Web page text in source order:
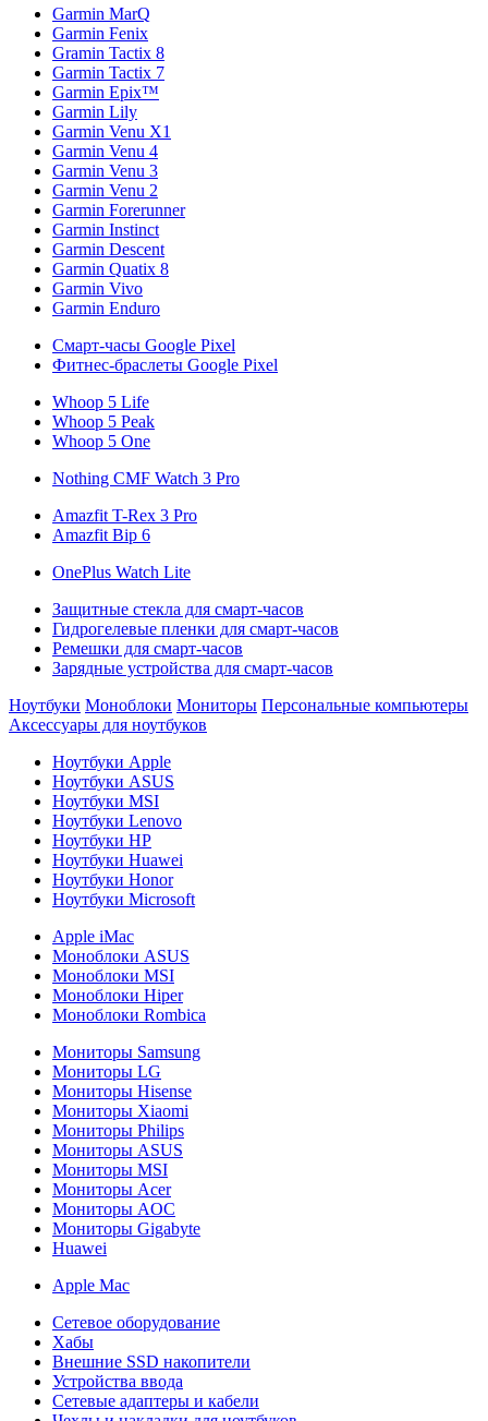
Garmin MarQ
Garmin Fenix
Gramin Tactix 8
Garmin Tactix 7
Garmin Epix™
Garmin Lily
Garmin Venu X1
Garmin Venu 4
Garmin Venu 3
Garmin Venu 2
Garmin Forerunner
Garmin Instinct
Garmin Descent
Garmin Quatix 8
Garmin Vivo
Garmin Enduro
Смарт-часы Google Pixel
Фитнес-браслеты Google Pixel
Whoop 5 Life
Whoop 5 Peak
Whoop 5 One
Nothing CMF Watch 3 Pro
Amazfit T-Rex 3 Pro
Amazfit Bip 6
OnePlus Watch Lite
Защитные стекла для смарт-часов
Гидрогелевые пленки для смарт-часов
Ремешки для смарт-часов
Зарядные устройства для смарт-часов
Ноутбуки Моноблоки Мониторы Персональные компьютеры
Аксессуары для ноутбуков
Ноутбуки Apple
Ноутбуки ASUS
Ноутбуки MSI
Ноутбуки Lenovo
Ноутбуки HP
Ноутбуки Huawei
Ноутбуки Honor
Ноутбуки Microsoft
Apple iMac
Моноблоки ASUS
Моноблоки MSI
Моноблоки Hiper
Моноблоки Rombica
Мониторы Samsung
Мониторы LG
Мониторы Hisense
Мониторы Xiaomi
Мониторы Philips
Мониторы ASUS
Мониторы MSI
Мониторы Acer
Мониторы AOC
Мониторы Gigabyte
Huawei
Apple Mac
Сетевое оборудование
Хабы
Внешние SSD накопители
Устройства ввода
Сетевые адаптеры и кабели